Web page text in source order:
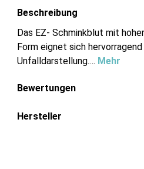
Beschreibung
Das EZ- Schminkblut mit
Form eignet sich
Unfalldarstellung.… Mehr
Bewertungen
Hersteller